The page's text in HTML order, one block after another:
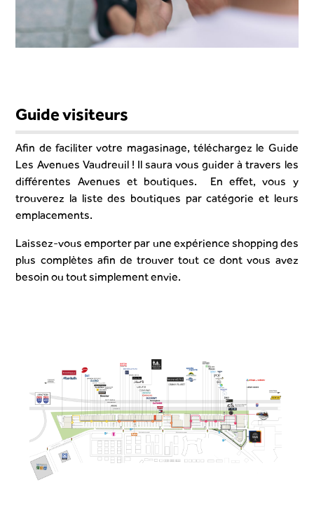
Guide visiteurs
Afin de faciliter votre magasinage, téléchargez le Guide
Les Avenues Vaudreuil ! Il saura vous guider à travers les
différentes Avenues et boutiques. En effet, vous y
trouverez la liste des boutiques par catégorie et leurs
emplacements.
Laissez-vous emporter par une expérience shopping des
plus complètes afin de trouver tout ce dont vous avez
besoin ou tout simplement envie.